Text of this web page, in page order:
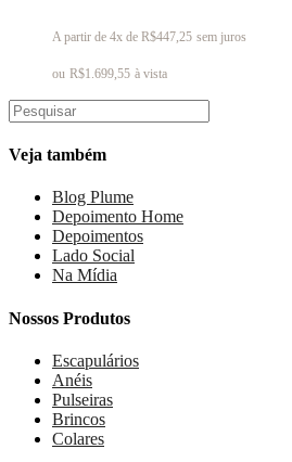
A partir de 4x de R$447,25 sem juros
ou R$1.699,55 à vista
Veja também
Blog Plume
Depoimento Home
Depoimentos
Lado Social
Na Mídia
Nossos Produtos
Escapulários
Anéis
Pulseiras
Brincos
Colares